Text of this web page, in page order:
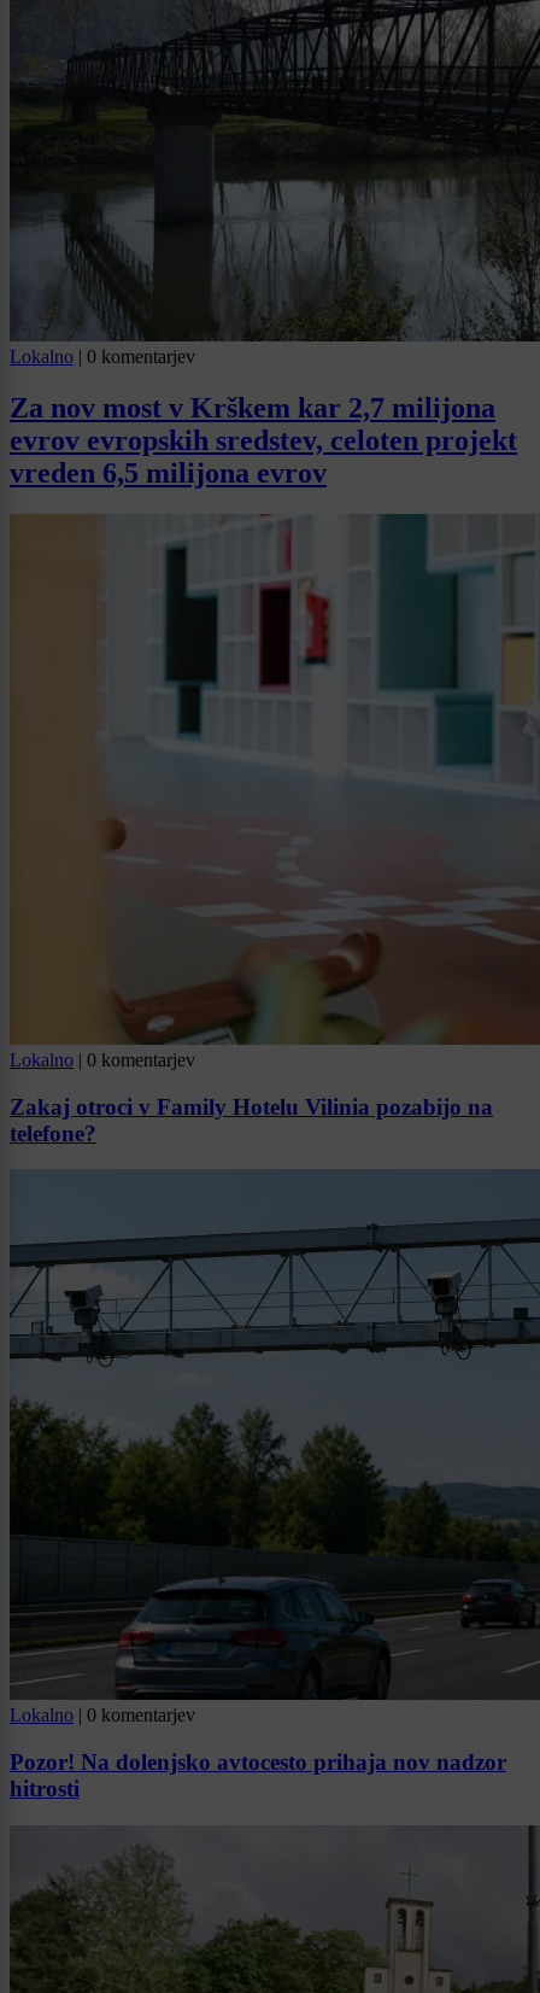
Lokalno | 0 komentarjev
Za nov most v Krškem kar 2,7 milijona
evrov evropskih sredstev, celoten projekt
vreden 6,5 milijona evrov
Lokalno | 0 komentarjev
Zakaj otroci v Family Hotelu Vilinia pozabijo na
telefone?
Lokalno | 0 komentarjev
Pozor! Na dolenjsko avtocesto prihaja nov nadzor
hitrosti